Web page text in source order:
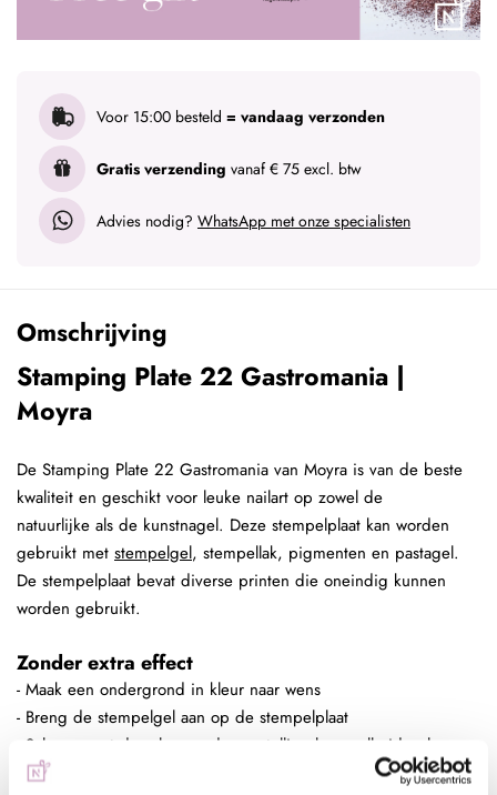
Voor 15:00 besteld = vandaag verzonden
Gratis verzending vanaf € 75 excl. btw
Advies nodig? WhatsApp met onze specialisten
Omschrijving
Stamping Plate 22 Gastromania |
Moyra
De Stamping Plate 22 Gastromania van Moyra is van de beste
kwaliteit en geschikt voor leuke nailart op zowel de
natuurlijke als de kunstnagel. Deze stempelplaat kan worden
gebruikt met stempelgel, stempellak, pigmenten en pastagel.
De stempelplaat bevat diverse printen die oneindig kunnen
worden gebruikt.
Zonder extra effect
- Maak een ondergrond in kleur naar wens
- Breng de stempelgel aan op de stempelplaat
- Schraap met de schraper de overtollige hoeveelheid gel van
de plaat